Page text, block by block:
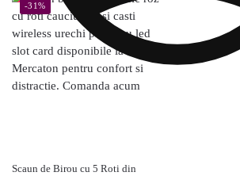
-31%
Scaun de Birou cu 5 Roti din